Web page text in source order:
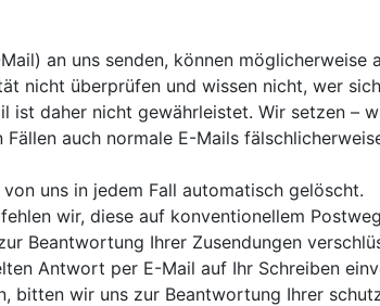
an uns senden, können
nicht überprüfen und wissen nicht, wer
ist daher nicht gewährleistet. Wir setzen –
auch normale E-Mails
uns in jedem Fall automatisch gelöscht.
wir, diese auf konventionellem
Beantwortung Ihrer Zusendungen
Antwort per E-Mail auf Ihr Schreiben
bitten wir uns zur Beantwortung Ihrer